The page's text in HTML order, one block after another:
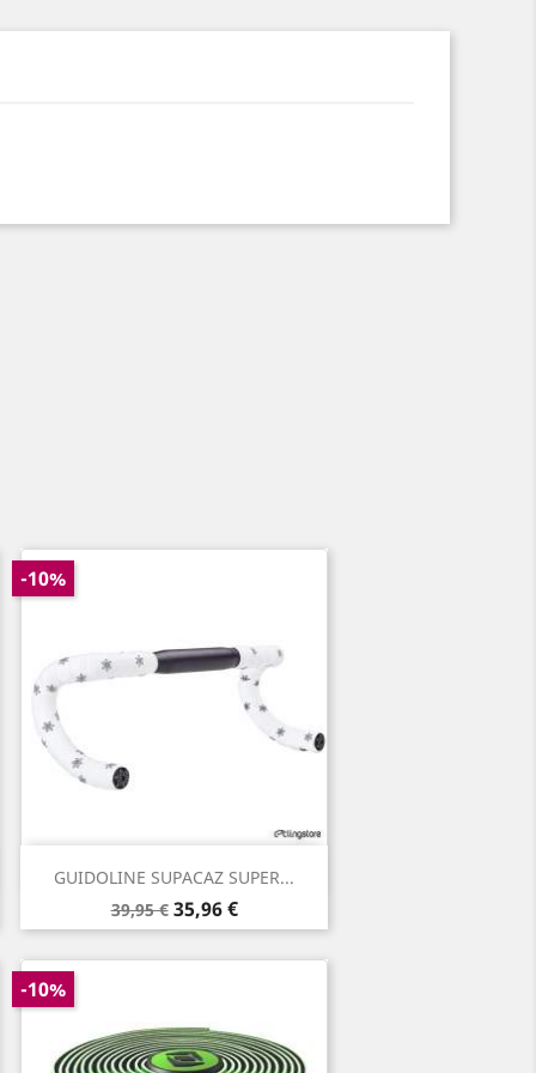
GUIDOLINE SUPACAZ SUPER...
Prix
de
base
39,95 €
-10%
Prix
35,96 €
Aperçu rapide
-10%